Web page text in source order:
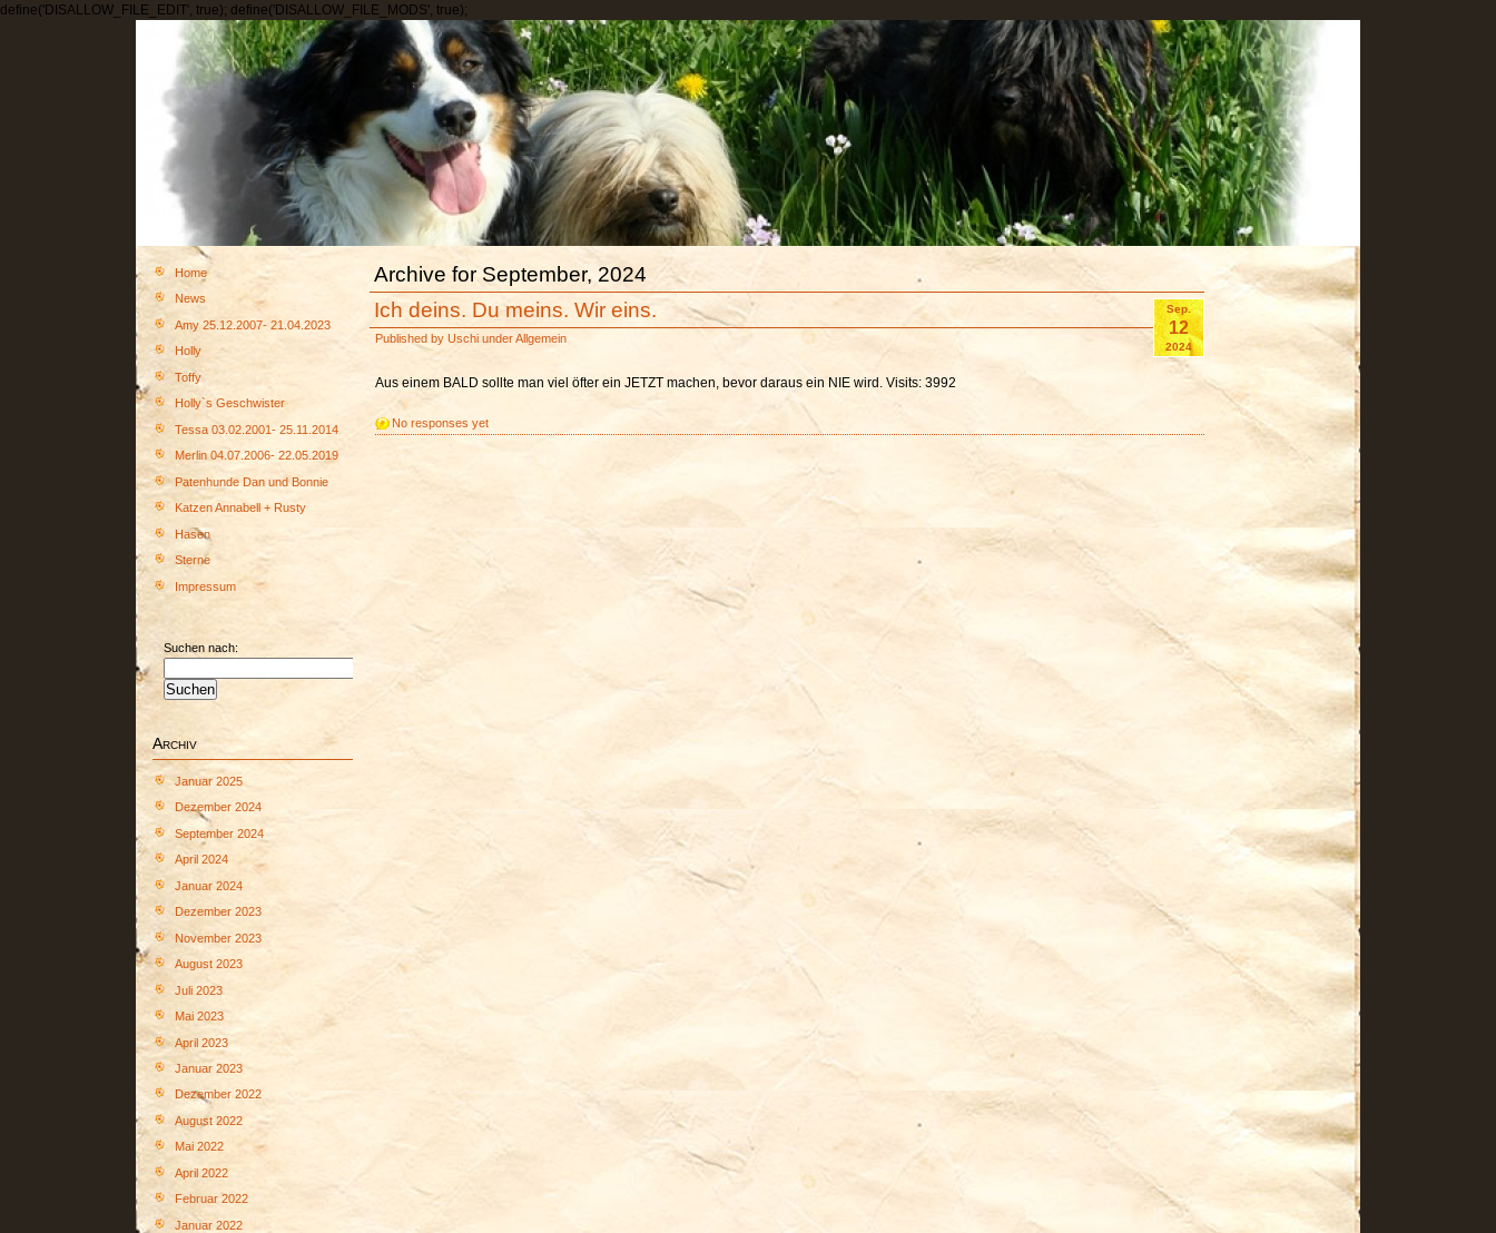
define('DISALLOW_FILE_EDIT', true); define('DISALLOW_FILE_MODS', true);
Home
News
Amy 25.12.2007- 21.04.2023
Holly
Toffy
Holly`s Geschwister
Tessa 03.02.2001- 25.11.2014
Merlin 04.07.2006- 22.05.2019
Patenhunde Dan und Bonnie
Katzen Annabell + Rusty
Hasen
Sterne
Impressum
Suchen nach:
Archiv
Januar 2025
Dezember 2024
September 2024
April 2024
Januar 2024
Dezember 2023
November 2023
August 2023
Juli 2023
Mai 2023
April 2023
Januar 2023
Dezember 2022
August 2022
Mai 2022
April 2022
Februar 2022
Januar 2022
Archive for September, 2024
Sep.
12
2024
Ich deins. Du meins. Wir eins.
Published by Uschi underAllgemein
Aus einem BALD sollte man viel öfter ein JETZT machen, bevor daraus ein NIE wird. Visits: 3992
No responses yet